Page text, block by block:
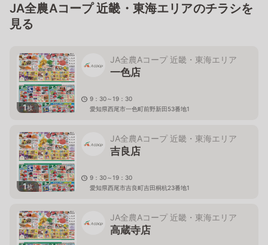
JA全農Aコープ 近畿・東海エリアのチラシを
見る
1枚
JA全農Aコープ 近畿・東海エリア
一色店
9：30～19：30
愛知県西尾市一色町前野新田53番地1
1枚
JA全農Aコープ 近畿・東海エリア
吉良店
9：30～19：30
愛知県西尾市吉良町吉田桐杭23番地1
JA全農Aコープ 近畿・東海エリア
高蔵寺店